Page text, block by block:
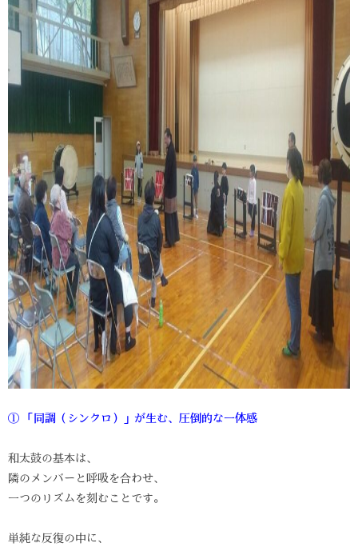
① 「同調（シンクロ）」が生む、圧倒的な一体感
和太鼓の基本は、
隣のメンバーと呼吸を合わせ、
一つのリズムを刻むことです。
単純な反復の中に、